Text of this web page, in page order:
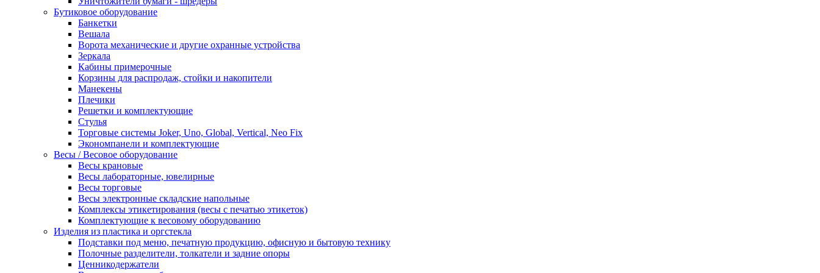
Бутиковое оборудование
Банкетки
Вешала
Ворота механические и другие охранные устройства
Зеркала
Кабины примерочные
Корзины для распродаж, стойки и накопители
Манекены
Плечики
Решетки и комплектующие
Стулья
Торговые системы Joker, Uno, Global, Vertical, Neo Fix
Экономпанели и комплектующие
Весы / Весовое оборудование
Весы крановые
Весы лабораторные, ювелирные
Весы торговые
Весы электронные складские напольные
Комплексы этикетирования (весы с печатью этикеток)
Комплектующие к весовому оборудованию
Изделия из пластика и оргстекла
Подставки под меню, печатную продукцию, офисную и бытовую технику
Полочные разделители, толкатели и задние опоры
Ценникодержатели